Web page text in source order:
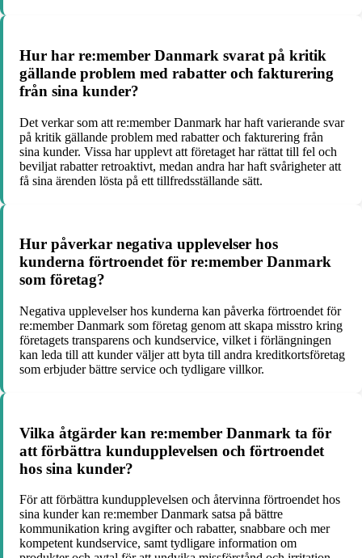
Hur har re:member Danmark svarat på kritik
gällande problem med rabatter och fakturering
från sina kunder?
Det verkar som att re:member Danmark har haft varierande svar
på kritik gällande problem med rabatter och fakturering från
sina kunder. Vissa har upplevt att företaget har rättat till fel och
beviljat rabatter retroaktivt, medan andra har haft svårigheter att
få sina ärenden lösta på ett tillfredsställande sätt.
Hur påverkar negativa upplevelser hos
kunderna förtroendet för re:member Danmark
som företag?
Negativa upplevelser hos kunderna kan påverka förtroendet för
re:member Danmark som företag genom att skapa misstro kring
företagets transparens och kundservice, vilket i förlängningen
kan leda till att kunder väljer att byta till andra kreditkortsföretag
som erbjuder bättre service och tydligare villkor.
Vilka åtgärder kan re:member Danmark ta för
att förbättra kundupplevelsen och förtroendet
hos sina kunder?
För att förbättra kundupplevelsen och återvinna förtroendet hos
sina kunder kan re:member Danmark satsa på bättre
kommunikation kring avgifter och rabatter, snabbare och mer
kompetent kundservice, samt tydligare information om